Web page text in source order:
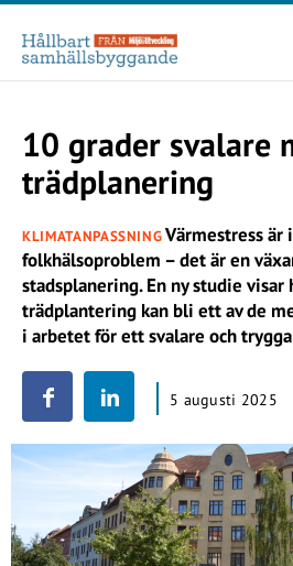
10 grader svalare
trädplanering
KLIMATANPASSNINGVärmestress är
folkhälsoproblem – det är en
stadsplanering. En ny studie visar
trädplantering kan bli ett av de
i arbetet för ett svalare och
5 augusti 2025